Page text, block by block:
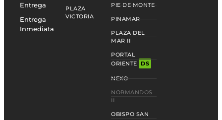
Entrega
Entrega
Inmediata
PLAZA
VICTORIA
PIE DE MONTE
PINAMAR
PLAZA DEL
MAR II
PORTAL
ORIENTE
DS
NEXO
NORMANDOS
II
OBISPO SAN